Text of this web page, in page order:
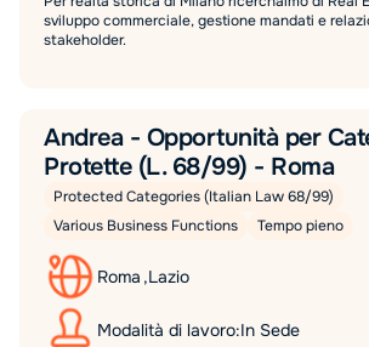
sviluppo commerciale, gestione mandati e
stakeholder.
Andrea - Opportunità per
Protette (L. 68/99) - Roma
Protected Categories (Italian Law 68/99)
Various Business Functions
Tempo pieno
Roma ,Lazio
Modalità di lavoro:In Sede